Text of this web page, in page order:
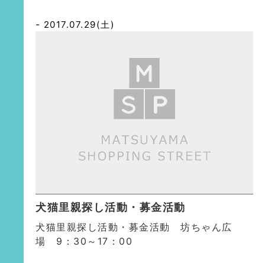
2017.07.29(土)
犬猫里親探し活動・募金活動
犬猫里親探し活動・募金活動 坊ちゃん広
場 9：30～17：00